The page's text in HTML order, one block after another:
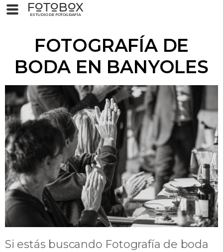
FOTOBOX
ESTUDIO DE FOTOGRAFÍA
FOTOGRAFÍA DE
BODA EN BANYOLES
Si estás buscando Fotografía de boda